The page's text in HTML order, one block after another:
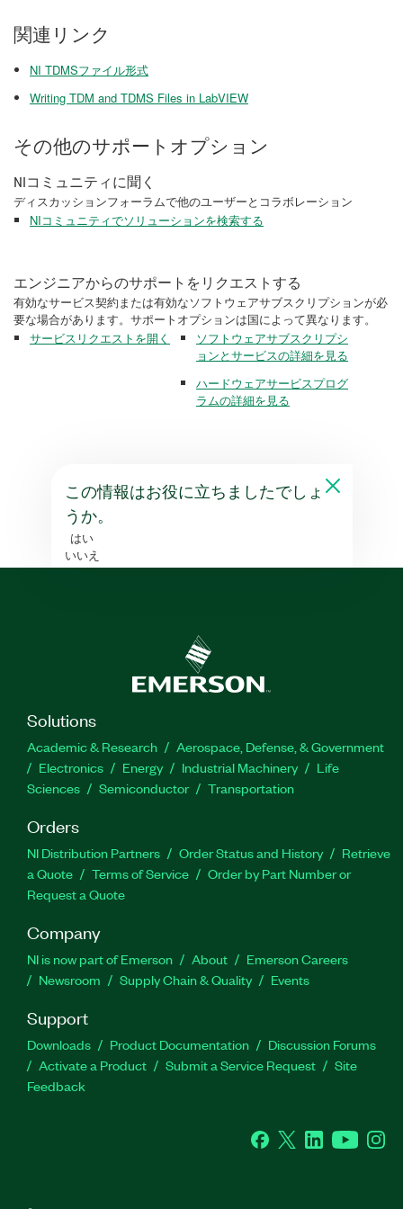
関連リンク
NI TDMSファイル形式
Writing TDM and TDMS Files in LabVIEW
その他のサポートオプション
NIコミュニティに聞く
ディスカッションフォーラムで他のユーザーとコラボレーション
NIコミュニティでソリューションを検索する
エンジニアからのサポートをリクエストする
有効なサービス契約または有効なソフトウェアサブスクリプションが必
要な場合があります。サポートオプションは国によって異なります。
サービスリクエストを開く
ソフトウェアサブスクリプシ
ョンとサービスの詳細を見る
ハードウェアサービスプログ
ラムの詳細を見る
この情報はお役に立ちましたでしょ
うか。
はい
いいえ
Solutions
Academic & Research
Aerospace, Defense, & Government
Electronics
Energy Industrial Machinery
Life
Sciences
Semiconductor Transportation
Orders
NI Distribution Partners Order Status and History
Retrieve
a Quote
Terms of Service
Order by Part Number or
Request a Quote
Company
NI is now part of Emerson About
Emerson Careers
Newsroom
Supply Chain & Quality Events
Support
Downloads Product Documentation
Discussion Forums
Activate a Product
Submit a Service Request
Site
Feedback
Facebook
Twitter LinkedInYouTube